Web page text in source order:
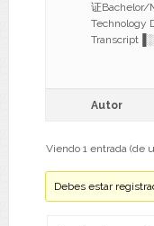
证Bachelor/
Technology
Autor
Viendo 1 entrada (de
Debes estar